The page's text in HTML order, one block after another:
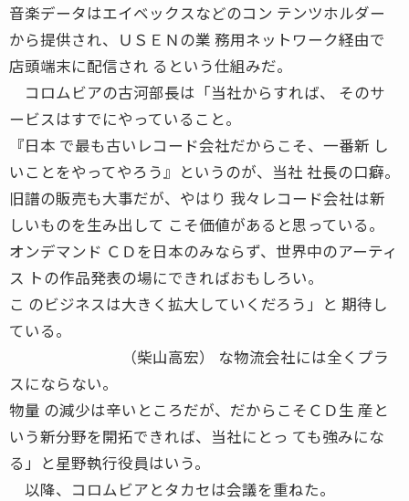
音楽データはエイベックスなどのコン テンツホルダー
から提供され、ＵＳＥＮの業 務用ネットワーク経由で
店頭端末に配信され るという仕組みだ。
コロムビアの古河部長は「当社からすれば、 そのサ
ービスはすでにやっていること。
『日本 で最も古いレコード会社だからこそ、一番新 し
いことをやってやろう』というのが、当社 社長の口癖。
旧譜の販売も大事だが、やはり 我々レコード会社は新
しいものを生み出して こそ価値があると思っている。
オンデマンド ＣＤを日本のみならず、世界中のアーティ
ス トの作品発表の場にできればおもしろい。
こ のビジネスは大きく拡大していくだろう」と 期待し
ている。
（柴山高宏） な物流会社には全くプラ
スにならない。
物量 の減少は辛いところだが、だからこそＣＤ生 産と
いう新分野を開拓できれば、当社にとっ ても強みにな
る」と星野執行役員はいう。
以降、コロムビアとタカセは会議を重ねた。